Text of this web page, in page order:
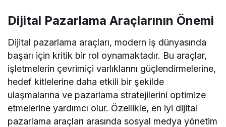
Dijital Pazarlama Araçlarının Önemi
Dijital pazarlama araçları, modern iş dünyasında
başarı için kritik bir rol oynamaktadır. Bu araçlar,
işletmelerin çevrimiçi varlıklarını güçlendirmelerine,
hedef kitlelerine daha etkili bir şekilde
ulaşmalarına ve pazarlama stratejilerini optimize
etmelerine yardımcı olur. Özellikle, en iyi dijital
pazarlama araçları arasında sosyal medya yönetim